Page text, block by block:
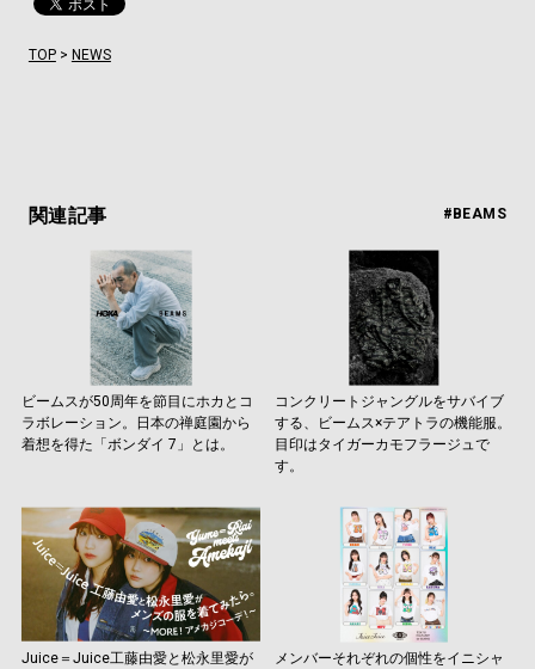
TOP> NEWS
関連記事 #BEAMS
ビームスが50周年を節目にホカとコ
ラボレーション。日本の禅庭園から
着想を得た「ボンダイ 7」とは。
コンクリートジャングルをサバイブ
する、ビームス×テアトラの機能服。
目印はタイガーカモフラージュで
す。
Juice＝Juice工藤由愛と松永里愛が
メンバーそれぞれの個性をイニシャ